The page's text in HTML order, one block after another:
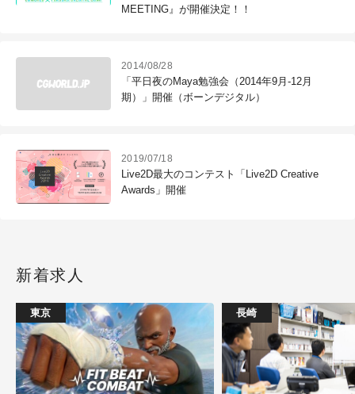
MEETING』が開催決定！！
2014/08/28
「平日夜のMaya勉強会（2014年9月-12月
期）」開催（ボーンデジタル）
2019/07/18
Live2D最大のコンテスト「Live2D Creative
Awards」開催
新着求人
東京 長崎